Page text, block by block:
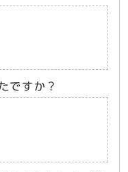
ですか？